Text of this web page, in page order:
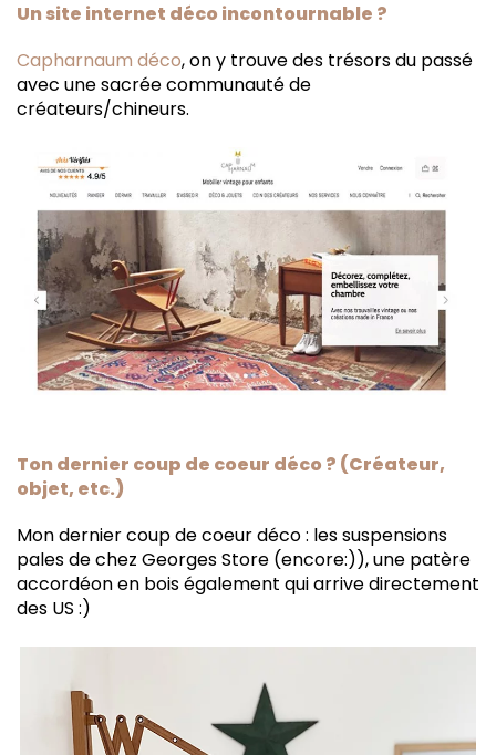
Un site internet déco incontournable ?
Capharnaum déco, on y trouve des trésors du passé
avec une sacrée communauté de
créateurs/chineurs.
Ton dernier coup de coeur déco ? (Créateur,
objet, etc.)
Mon dernier coup de coeur déco : les suspensions
pales de chez Georges Store (encore:)), une patère
accordéon en bois également qui arrive directement
des US :)